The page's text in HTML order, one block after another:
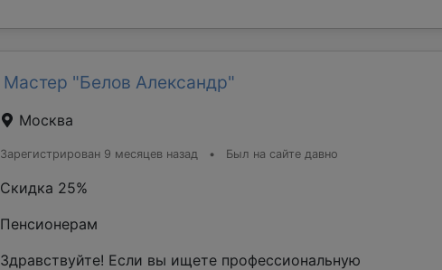
Мастер "Белов Александр"
Москва
Зарегистрирован 9 месяцев назад • Был на сайте давно
Скидка 25%
Пенсионерам
Здравствуйте! Если вы ищете профессиональную